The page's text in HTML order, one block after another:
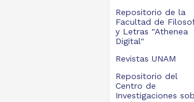
Repositorio de la
Facultad de
y Letras "Athenea
Digital"
Revistas UNAM
Repositorio del
Centro de
Investigaciones